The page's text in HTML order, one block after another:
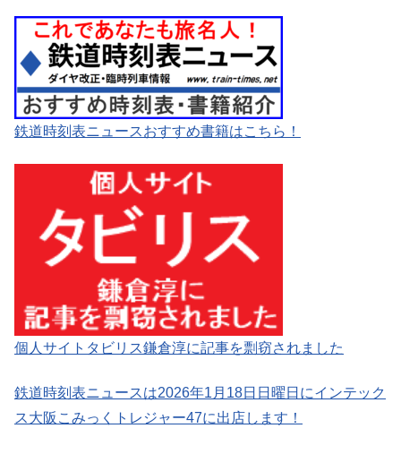
鉄道時刻表ニュースおすすめ書籍はこちら！
個人サイトタビリス鎌倉淳に記事を剽窃されました
鉄道時刻表ニュースは2026年1月18日日曜日にインテック
ス大阪こみっくトレジャー47に出店します！